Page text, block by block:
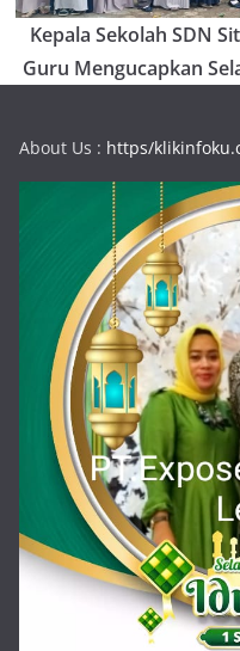
Kepala Sekolah SDN
Guru Mengucapkan
About Us : https/